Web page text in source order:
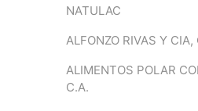
NATULAC
ALFONZO RIVAS Y CIA,
ALIMENTOS POLAR
C.A.